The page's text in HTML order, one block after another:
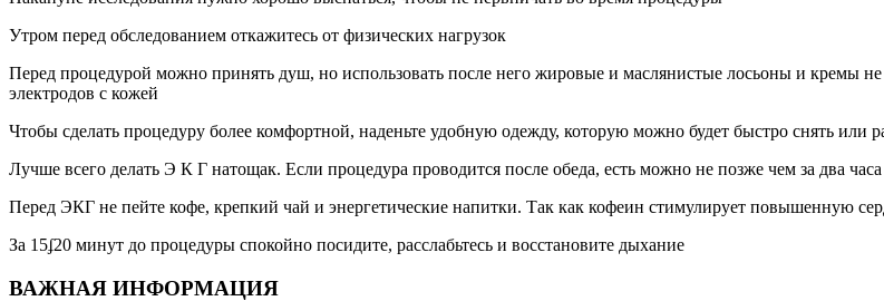
Утром перед обследованием откажитесь от физических нагрузок
Перед процедурой можно принять душ, но использовать после него жировые и маслянистые лосьоны и кремы
электродов с кожей
Чтобы сделать процедуру более комфортной, наденьте удобную одежду, которую можно будет быстро снять или
Лучше всего делать Э К Г натощак. Если процедура проводится после обеда, есть можно не позже чем за два
Перед ЭКГ не пейте кофе, крепкий чай и энергетические напитки. Так как кофеин стимулирует повышенную
За 15ʄ20 минут до процедуры спокойно посидите, расслабьтесь и восстановите дыхание
ВАЖНАЯ ИНФОРМАЦИЯ